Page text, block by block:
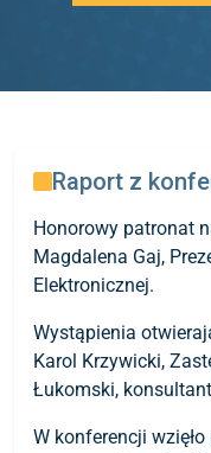
Raport z
Honorowy patronat
Magdalena Gaj,
Elektronicznej.
Wystąpienia
Karol Krzywicki,
Łukomski,
W konferencji